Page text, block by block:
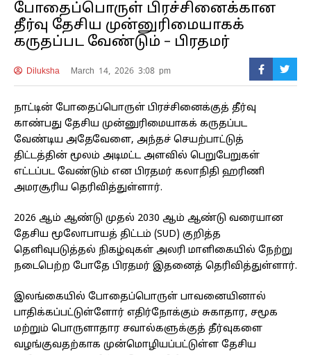
போதைப்பொருள் பிரச்சினைக்கான
தீர்வு தேசிய முன்னுரிமையாகக்
கருதப்பட வேண்டும் – பிரதமர்
Diluksha March 14, 2026 3:08 pm
நாட்டின் போதைப்பொருள் பிரச்சினைக்குத் தீர்வு
காண்பது தேசிய முன்னுரிமையாகக் கருதப்பட
வேண்டிய அதேவேளை, அந்தச் செயற்பாட்டுத்
திட்டத்தின் மூலம் அடிமட்ட அளவில் பெறுபேறுகள்
எட்டப்பட வேண்டும் என பிரதமர் கலாநிதி ஹரிணி
அமரசூரிய தெரிவித்துள்ளார்.
2026 ஆம் ஆண்டு முதல் 2030 ஆம் ஆண்டு வரையான
தேசிய மூலோபாயத் திட்டம் (SUD) குறித்த
தெளிவுபடுத்தல் நிகழ்வுகள் அலரி மாளிகையில் நேற்று
நடைபெற்ற போதே பிரதமர் இதனைத் தெரிவித்துள்ளார்.
இலங்கையில் போதைப்பொருள் பாவனையினால்
பாதிக்கப்பட்டுள்ளோர் எதிர்நோக்கும் சுகாதார, சமூக
மற்றும் பொருளாதார சவால்களுக்குத் தீர்வுகளை
வழங்குவதற்காக முன்மொழியப்பட்டுள்ள தேசிய